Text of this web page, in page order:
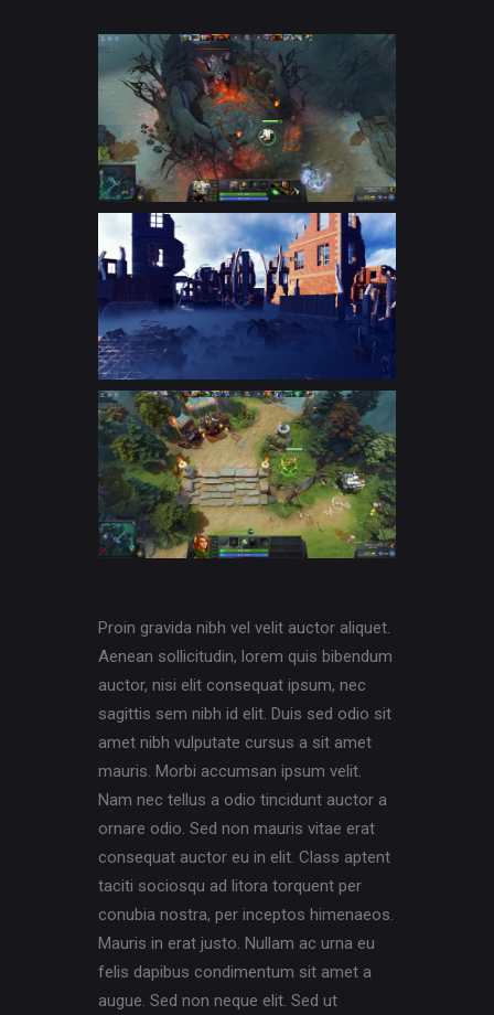
Proin gravida nibh vel velit auctor aliquet.
Aenean sollicitudin, lorem quis bibendum
auctor, nisi elit consequat ipsum, nec
sagittis sem nibh id elit. Duis sed odio sit
amet nibh vulputate cursus a sit amet
mauris. Morbi accumsan ipsum velit.
Nam nec tellus a odio tincidunt auctor a
ornare odio. Sed non mauris vitae erat
consequat auctor eu in elit. Class aptent
taciti sociosqu ad litora torquent per
conubia nostra, per inceptos himenaeos.
Mauris in erat justo. Nullam ac urna eu
felis dapibus condimentum sit amet a
augue. Sed non neque elit. Sed ut